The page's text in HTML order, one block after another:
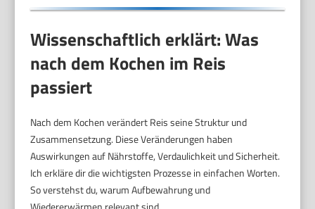
Wissenschaftlich erklärt: Was
nach dem Kochen im Reis
passiert
Nach dem Kochen verändert Reis seine Struktur und
Zusammensetzung. Diese Veränderungen haben
Auswirkungen auf Nährstoffe, Verdaulichkeit und Sicherheit.
Ich erkläre dir die wichtigsten Prozesse in einfachen Worten.
So verstehst du, warum Aufbewahrung und